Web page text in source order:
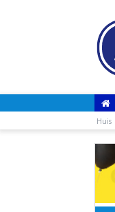
Huis